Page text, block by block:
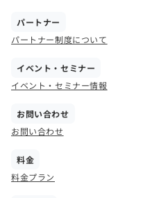
パートナー
パートナー制度について
イベント・セミナー
イベント・セミナー情報
お問い合わせ
お問い合わせ
料金
料金プラン